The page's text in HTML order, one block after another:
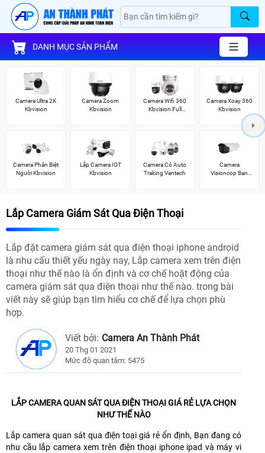
DANH MỤC SẢN PHẨM
Camera Ultra 2K
Kbvision
Camera Zoom
Kbvision
Camera Wifi 360
Kbvision Full
Camera Xoay 360
Kbvision
Camera Phân Biệt
Người Kbvision
Lắp Camera IOT
Kbvision
Camera Có Auto
Traking Vantech
Camera
Visioncop Ban
Lắp Camera Giám Sát Qua Điện Thoại
Lắp đặt camera giám sát qua điện thoại iphone android
là nhu cấu thiết yếu ngày nay, Lắp camera xem trên điện
thoại như thế nào là ổn định và cơ chế hoặt động của
camera giám sát qua điện thoại như thế nào. trong bài
viết này sẽ giúp bạn tìm hiểu cơ chế để lựa chọn phù
hợp.
Viết bởi: Camera An Thành Phát
20 Thg 01 2021
Mức độ quan tâm: 5475
LẮP CAMERA QUAN SÁT QUA ĐIỆN THOẠI GIÁ RẺ LỰA CHỌN
NHƯ THẾ NÀO
Lắp camera quan sát qua điện toại giá rẻ ổn định, Bạn đang có
nhu cầu lắp camera xem trên điện thoại iphone ipad và máy vi